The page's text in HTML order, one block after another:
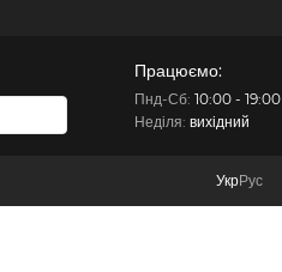
Працюємо:
Пнд-Сб: 10:00 - 19:00
Неділя: вихідний
УкрРус